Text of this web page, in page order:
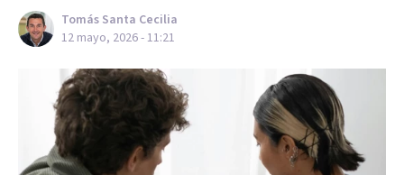
Tomás Santa Cecilia
12 mayo, 2026 - 11:21